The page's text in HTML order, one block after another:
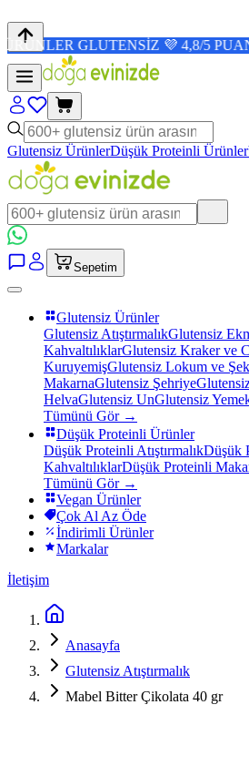
GLUTENSİZ 💜 4,8/5 PUAN 🛒
Glutensiz ÜrünlerDüşük Proteinli Ürünler
Sepetim
Glutensiz Ürünler
Glutensiz AtıştırmalıkGlutensiz
KahvaltılıklarGlutensiz Kraker ve
KuruyemişGlutensiz Lokum ve
MakarnaGlutensiz Şehriye
HelvaGlutensiz UnGlutensiz
Tümünü Gör →
Düşük Proteinli Ürünler
Düşük Proteinli AtıştırmalıkDüşük
KahvaltılıklarDüşük Proteinli
Tümünü Gör →
Vegan Ürünler
Çok Al Az Öde
İndirimli Ürünler
Markalar
İletişim
Anasayfa
Glutensiz Atıştırmalık
Mabel Bitter Çikolata 40 gr